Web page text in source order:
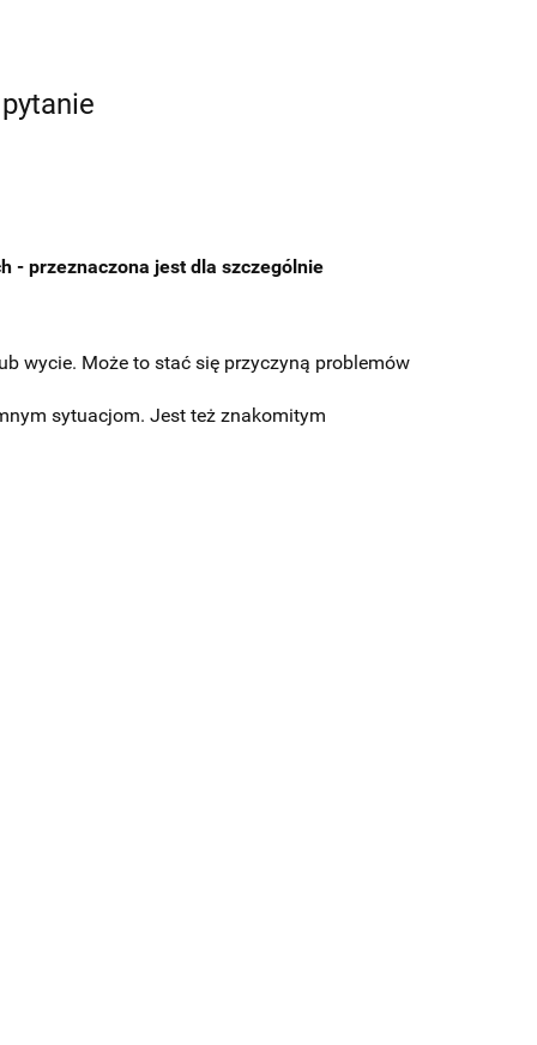
- przeznaczona jest dla szczególnie
wycie. Może to stać się przyczyną problemów
sytuacjom. Jest też znakomitym